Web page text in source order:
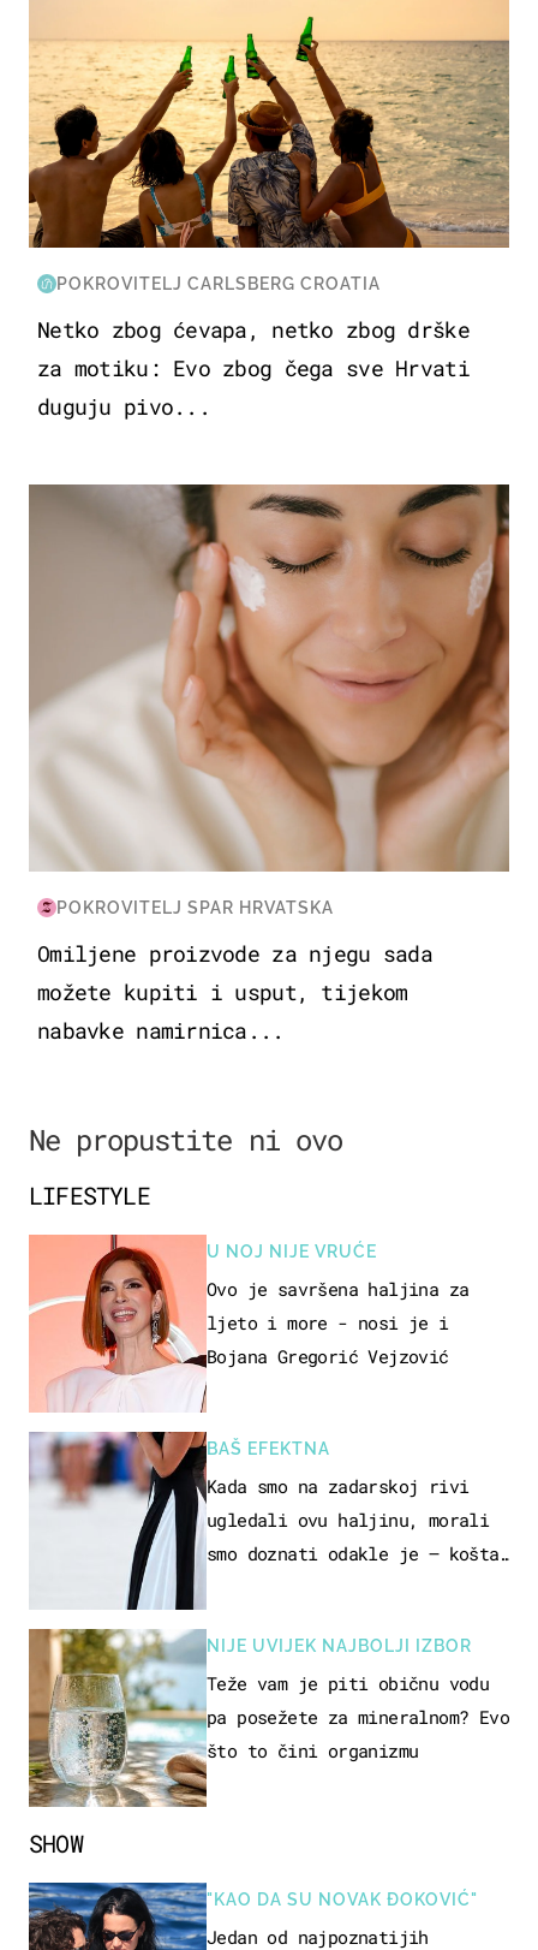
POKROVITELJ CARLSBERG CROATIA
Netko zbog ćevapa, netko zbog drške
za motiku: Evo zbog čega sve Hrvati
duguju pivo...
MODA & LJEPOTA
POKROVITELJ SPAR HRVATSKA
Omiljene proizvode za njegu sada
možete kupiti i usput, tijekom
nabavke namirnica...
Ne propustite ni ovo
SHOW
"KAO DA SU NOVAK ĐOKOVIĆ"
Jedan od najpoznatijih
LIFESTYLE
U NOJ NIJE VRUĆE
Ovo je savršena haljina za
ljeto i more - nosi je i
Bojana Gregorić Vejzović
BAŠ EFEKTNA
Kada smo na zadarskoj rivi
ugledali ovu haljinu, morali
smo doznati odakle je – košta
NIJE UVIJEK NAJBOLJI IZBOR
Teže vam je piti običnu vodu
pa posežete za mineralnom? Evo
što to čini organizmu